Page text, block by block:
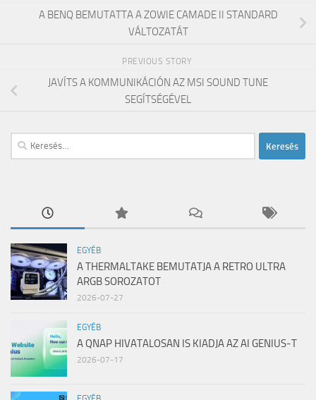
A BENQ BEMUTATTA A ZOWIE CAMADE II STANDARD
VÁLTOZATÁT
PREVIOUS STORY
JAVÍTS A KOMMUNIKÁCIÓN AZ MSI SOUND TUNE
SEGÍTSÉGÉVEL
Keresés:
EGYÉB
A THERMALTAKE BEMUTATJA A RETRO ULTRA
ARGB SOROZATOT
2026-07-27
EGYÉB
A QNAP HIVATALOSAN IS KIADJA AZ AI GENIUS-T
2026-07-17